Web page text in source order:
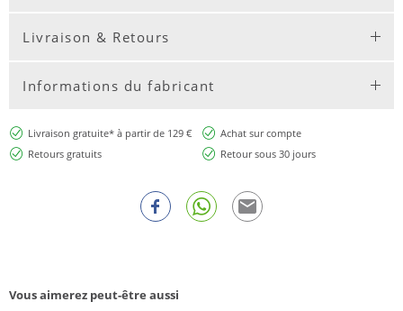
Livraison & Retours
Informations du fabricant
Livraison gratuite* à partir de 129 €
Achat sur compte
Retours gratuits
Retour sous 30 jours
Vous aimerez peut-être aussi